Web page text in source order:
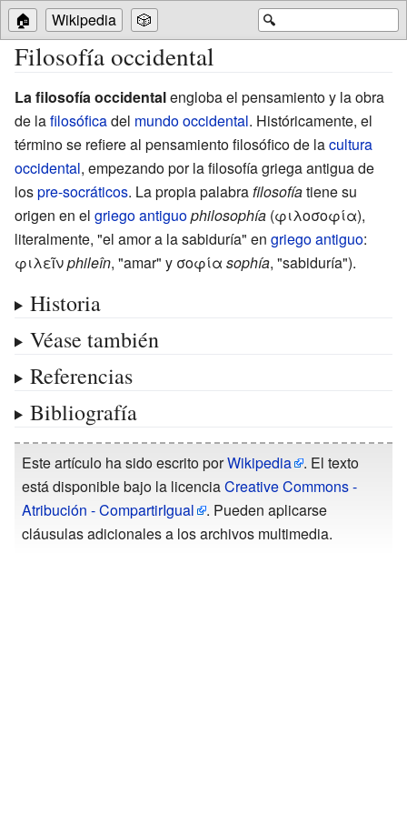
🔍
🏠 Wikipedia 🎲
Filosofía occidental
La filosofía occidentalengloba el pensamiento y la obra
de lafilosóficadel mundo occidental. Históricamente, el
término se refiere al pensamiento filosófico de lacultura
occidental, empezando por lafilosofía griega antiguade
lospre-socráticos. La propia palabra filosofíatiene su
origen en el griego antiguophilosophía (φιλοσοφία),
literalmente, "el amor a la sabiduría" en griego antiguo:
φιλεῖνphileîn, "amar" y σοφία sophía, "sabiduría").
Historia
Véase también
Referencias
Bibliografía
Este artículo ha sido escrito porWikipedia
. El texto
está disponible bajo la licenciaCreative Commons -
Atribución - CompartirIgual
. Pueden aplicarse
cláusulas adicionales a los archivos multimedia.